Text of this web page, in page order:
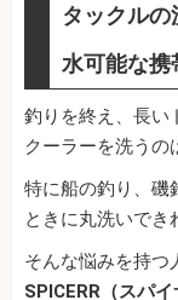
タックル
水可能な携
釣りを終え、長い
クーラーを洗うの
特に船の釣り、磯
ときに丸洗いでき
そんな悩みを持つ
SPICERR（スパ